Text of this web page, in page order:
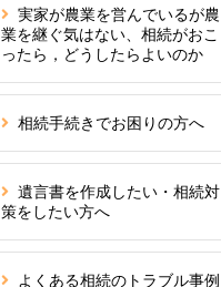
実家が農業を営んでいるが農
業を継ぐ気はない、相続がおこ
ったら，どうしたらよいのか
相続手続きでお困りの方へ
遺言書を作成したい・相続対
策をしたい方へ
よくある相続のトラブル事例